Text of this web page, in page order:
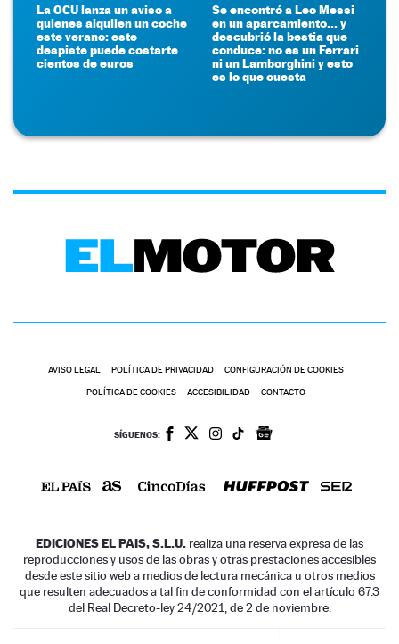
La OCU lanza un aviso a
quienes alquilen un coche
este verano: este
despiste puede costarte
cientos de euros
Se encontró a Leo Messi
en un aparcamiento... y
descubrió la bestia que
conduce: no es un Ferrari
ni un Lamborghini y esto
es lo que cuesta
AVISO LEGAL POLÍTICA DE PRIVACIDAD CONFIGURACIÓN DE COOKIES
POLÍTICA DE COOKIES ACCESIBILIDAD CONTACTO
SÍGUENOS:
EDICIONES EL PAIS, S.L.U. realiza una reserva expresa de las
reproducciones y usos de las obras y otras prestaciones accesibles
desde este sitio web a medios de lectura mecánica u otros medios
que resulten adecuados a tal fin de conformidad con el artículo 67.3
del Real Decreto-ley 24/2021, de 2 de noviembre.